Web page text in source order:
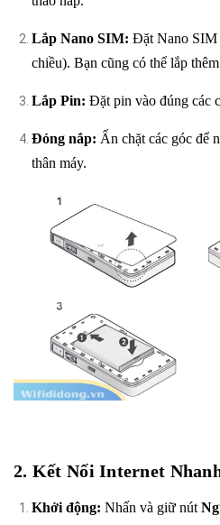
Lắp Nano SIM: Đặt Nano SIM
chiều). Bạn cũng có thể lắp
Lắp Pin: Đặt pin vào đúng các
Đóng nắp: Ấn chặt các góc để
thân máy.
2. Kết Nối Internet
Khởi động: Nhấn và giữ nút